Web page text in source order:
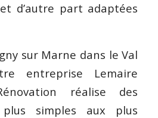
d’autre part adaptées
sur Marne dans le Val
entreprise Lemaire
réalise des
simples aux plus